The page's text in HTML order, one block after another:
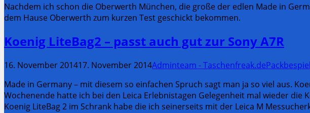
Nachdem ich schon die Oberwerth München, die große der edlen Made in
dem Hause Oberwerth zum kurzen Test geschickt bekommen.
Koenig LiteBag2 – passt auch gut zur Sony A7R
16. November 201417. November 2014Adminteam - Taschenfreak.dePackbespiel
Made in Germany – mit diesem so einfachen Spruch sagt man ja so viel aus.
Wochenende hatte ich bei den Leica Erlebnistagen Gelegenheit mal wieder
Koenig LiteBag 2 im Schrank habe die ich seinerseits mit der Leica M